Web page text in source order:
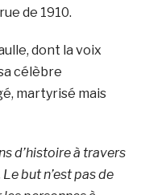
de 1910.
dont la voix
célèbre
martyrisé mais
d’histoire à travers
but n’est pas de